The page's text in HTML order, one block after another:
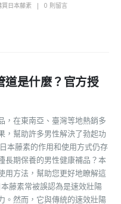
買日本藤素 0 則留言
道是什麼？官方授
，在東南亞、臺灣等地熱銷多
，幫助許多男性解決了勃起功
本藤素的作用和使用方式仍存
長期保養的男性健康補品？本
用方法，幫助您更好地瞭解這
藤素常被誤認為是速效壯陽
。然而，它與傳統的速效壯陽